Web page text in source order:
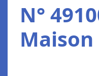
N°
Maison